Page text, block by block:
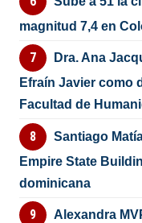
magnitud 7,4 en
Dra. Ana
Efraín Javier como
Facultad de
Santiago
Empire State
dominicana
Alexandra